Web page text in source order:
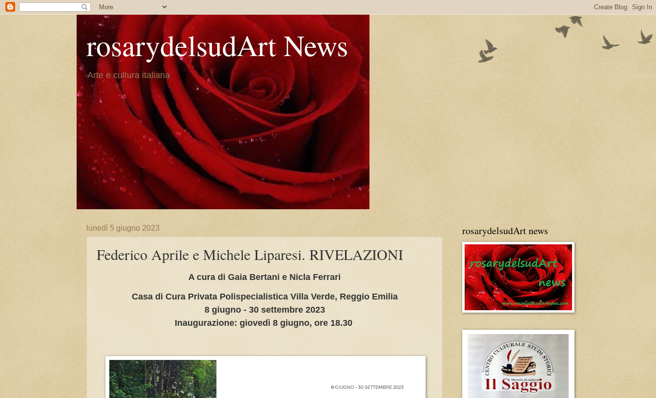
rosarydelsudArt News
Arte e cultura italiana
lunedì 5 giugno 2023
Federico Aprile e Michele Liparesi. RIVELAZIONI
A cura di Gaia Bertani e Nicla Ferrari
Casa di Cura Privata Polispecialistica Villa Verde, Reggio Emilia
8 giugno - 30 settembre 2023
Inaugurazione: giovedì 8 giugno, ore 18.30
rosarydelsudArt news